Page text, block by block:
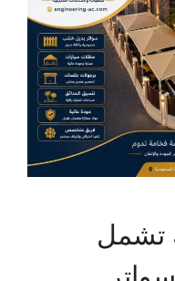
تشمل